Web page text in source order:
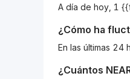
A día de hoy, 1
¿Cómo ha
En las últimas 24
¿Cuántos